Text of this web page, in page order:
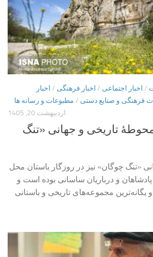
/ اخبار اجتماعی / اخبار فرهنگی / اخبار
فرهنگی و صنایع دستی / مطبوعات و رسانه ها
اردیبهشت 20, 1405
تاریخی و جهانی «تنگ
«تنگ چوگان» نیز در روزگار باستان محل
و درباریان ساسانی بوده است و
یگانه‌ترین مجموعه‌های تاریخی و باستانی